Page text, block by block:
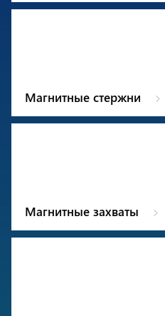
Магнитные стержни
Магнитные захваты